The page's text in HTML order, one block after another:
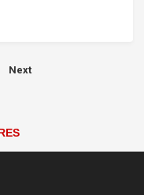
Next